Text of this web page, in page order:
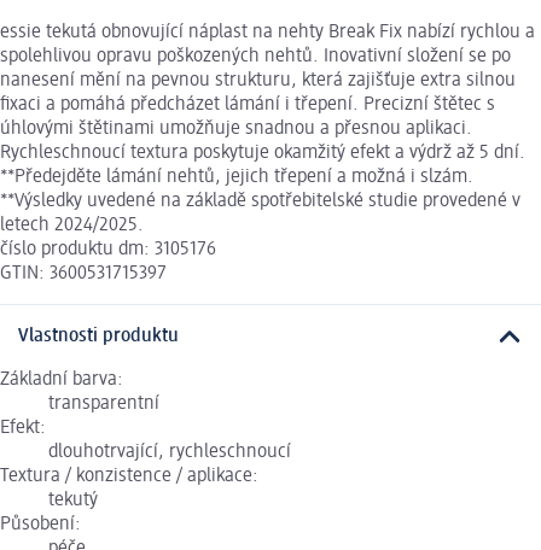
essie tekutá obnovující náplast na nehty Break Fix nabízí rychlou a
spolehlivou opravu poškozených nehtů. Inovativní složení se po
nanesení mění na pevnou strukturu, která zajišťuje extra silnou
fixaci a pomáhá předcházet lámání i třepení. Precizní štětec s
úhlovými štětinami umožňuje snadnou a přesnou aplikaci.
Rychleschnoucí textura poskytuje okamžitý efekt a výdrž až 5 dní.
**Předejděte lámání nehtů, jejich třepení a možná i slzám.
**Výsledky uvedené na základě spotřebitelské studie provedené v
letech 2024/2025.
číslo produktu dm: 3105176
GTIN: 3600531715397
Vlastnosti produktu
Základní barva:
transparentní
Efekt:
dlouhotrvající, rychleschnoucí
Textura / konzistence / aplikace:
tekutý
Působení: